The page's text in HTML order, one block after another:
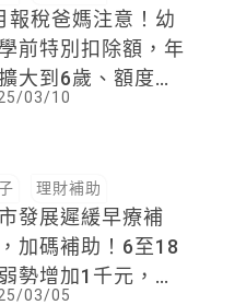
報稅爸媽注意！幼
前特別扣除額，年
大到6歲、額度提
萬。爸媽快來看看
03/10
理財補助
發展遲緩早療補
加碼補助！6至18
勢增加1千元，分
03/05